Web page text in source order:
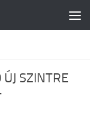
SZINTRE